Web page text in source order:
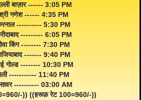
बाज़ार ------ 3:05 PM
गणेश ------ 4:35 PM
---------- 5:30 PM
--------- 6:05 PM
किंग -------- 7:30 PM
------- 9:40 PM
गोल्ड -------- 10:30 PM
----------- 11:40 PM
---------- 03:00 AM
)) ((हरूफ़ रेट 100=960/-))